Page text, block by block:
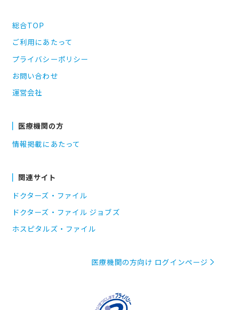
総合TOP
ご利用にあたって
プライバシーポリシー
お問い合わせ
運営会社
医療機関の方
情報掲載にあたって
関連サイト
ドクターズ・ファイル
ドクターズ・ファイル ジョブズ
ホスピタルズ・ファイル
医療機関の方向け ログインページ